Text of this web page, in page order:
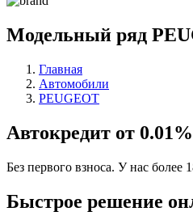
Модельный ряд
Главная
Автомобили
PEUGEOT
Автокредит от 0.01%
Без первого взноса. У нас более
Быстрое решение